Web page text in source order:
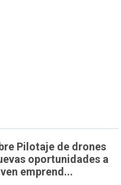
Pilotaje de drones
oportunidades a
emprend...